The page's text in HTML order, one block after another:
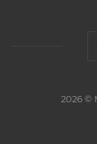
2026 ©